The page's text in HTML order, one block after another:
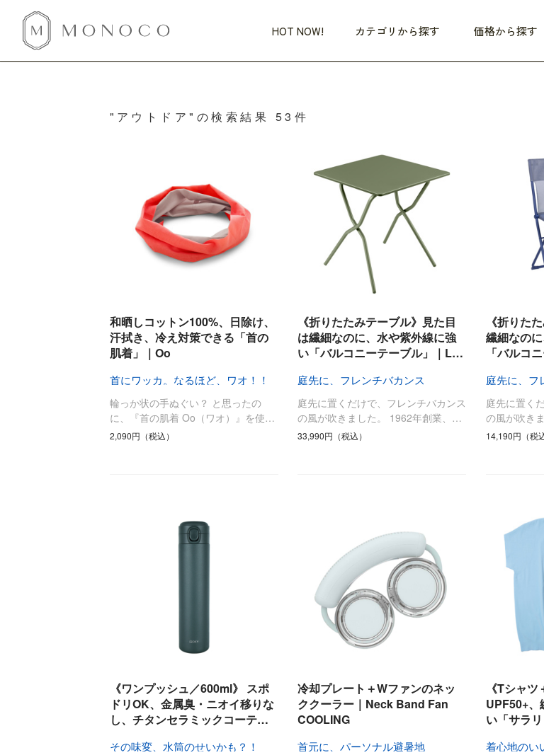
HOT NOW!
HOT NOW!
新商品
すべての商品 (新着順)
アウトレット
ひんやり今治タ
カテゴリから探す
CATEGORY インテリア
インテリア雑貨
ベランダ・庭
インテリア／その他
リビング家電
キッチン家電
美容・健康家電
オーディオ家電
バッ
靴・
レイ
ファ
すべて
調理家電
キッチン雑貨
すべて
掃除・洗濯
タオル
水筒
日用品／その他
すべ
肌・
バス
健康
オー
価格から探す
1,000円未満 1,000円 - 3,000円
SCENE GIFTS
気のきく手土産
毎日使ってね
朝までぐっすり
本気で休む
いつも清潔
じぶんメンテナンス
おうちエクササイズ
居心地のいい空
家事ルンルン
食いしん坊クラブ
"アウトドア"の検索結果 53件
和晒しコットン100%、日除け、
汗拭き、冷え対策できる「首の
肌着」｜Oo
首にワッカ。なるほど、ワオ！！
輪っか状の手ぬぐい？ と思ったの
に、『首の肌着 Oo（ワオ）』を使…
2,090円（税込）
《折りたたみテーブル》見た目
は繊細なのに、水や紫外線に強
い「バルコニーテーブル」｜L…
庭先に、フレンチバカンス
庭先に置くだけで、フレンチバカンス
の風が吹きました。 1962年創業、…
33,990円（税込）
《折りた
繊細なの
「バルコ
庭先に、フ
庭先に置く
の風が吹き
14,190円（税
《ワンプッシュ／600ml》 スポ
ドリOK、金属臭・ニオイ移りな
し、チタンセラミックコーテ…
その味変、水筒のせいかも？！
冷却プレート＋Wファンのネッ
ククーラー｜Neck Band Fan
COOLING
首元に、パーソナル避暑地
《Tシャツ
UPF50+、
い「サラ
着心地のい